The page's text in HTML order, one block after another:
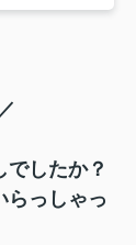
したか？
らっしゃっ